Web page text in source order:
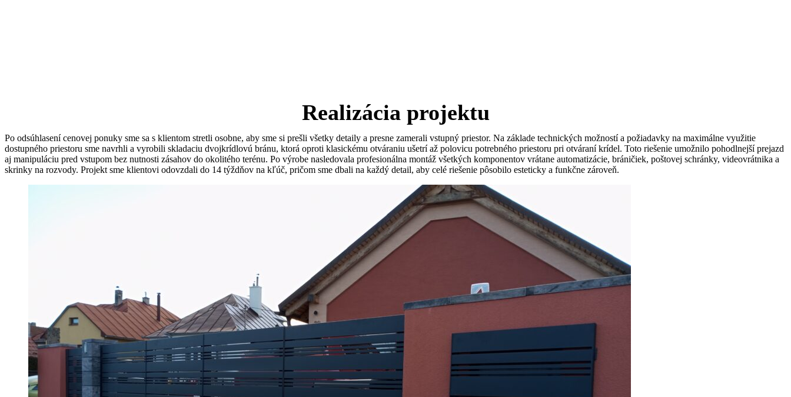
Realizácia projektu
Po odsúhlasení cenovej ponuky sme sa s klientom stretli osobne, aby sme si prešli všetky detaily a presne zamerali vstupný priestor. Na základe technických možností a požiadavky na maximálne využitie
dostupného priestoru sme navrhli a vyrobili skladaciu dvojkrídlovú bránu, ktorá oproti klasickému otváraniu ušetrí až polovicu potrebného priestoru pri otváraní krídel. Toto riešenie umožnilo pohodlnejší prejazd
aj manipuláciu pred vstupom bez nutnosti zásahov do okolitého terénu. Po výrobe nasledovala profesionálna montáž všetkých komponentov vrátane automatizácie, bráničiek, poštovej schránky, videovrátnika a
skrinky na rozvody. Projekt sme klientovi odovzdali do 14 týždňov na kľúč, pričom sme dbali na každý detail, aby celé riešenie pôsobilo esteticky a funkčne zároveň.